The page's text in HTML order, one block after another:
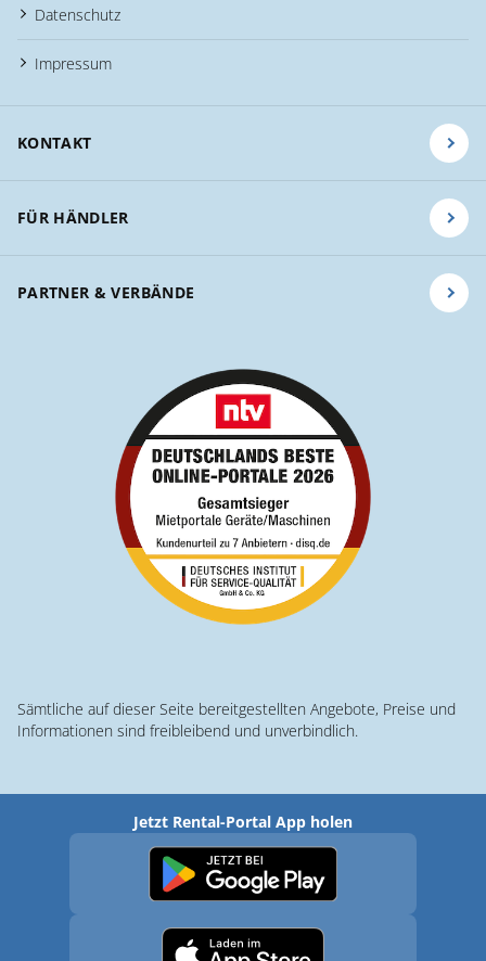
Datenschutz
Impressum
KONTAKT
FÜR HÄNDLER
PARTNER & VERBÄNDE
Sämtliche auf dieser Seite bereitgestellten Angebote, Preise und
Informationen sind freibleibend und unverbindlich.
Jetzt Rental-Portal App holen